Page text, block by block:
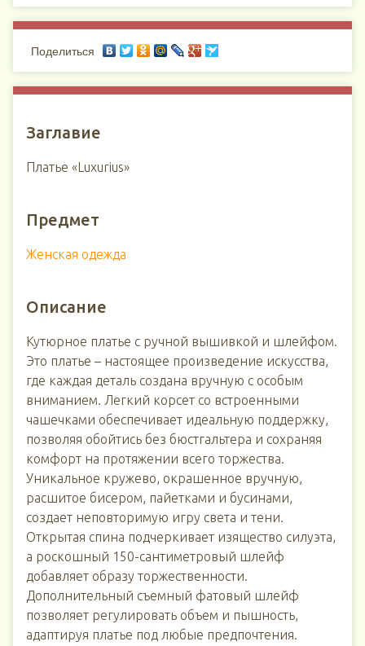
Поделиться
Заглавие
Платье «Luxurius»
Предмет
Женская одежда
Описание
Кутюрное платье с ручной вышивкой и шлейфом.
Это платье – настоящее произведение искусства,
где каждая деталь создана вручную с особым
вниманием. Легкий корсет со встроенными
чашечками обеспечивает идеальную поддержку,
позволяя обойтись без бюстгальтера и сохраняя
комфорт на протяжении всего торжества.
Уникальное кружево, окрашенное вручную,
расшитое бисером, пайетками и бусинами,
создает неповторимую игру света и тени.
Открытая спина подчеркивает изящество силуэта,
а роскошный 150-сантиметровый шлейф
добавляет образу торжественности.
Дополнительный съемный фатовый шлейф
позволяет регулировать объем и пышность,
адаптируя платье под любые предпочтения.